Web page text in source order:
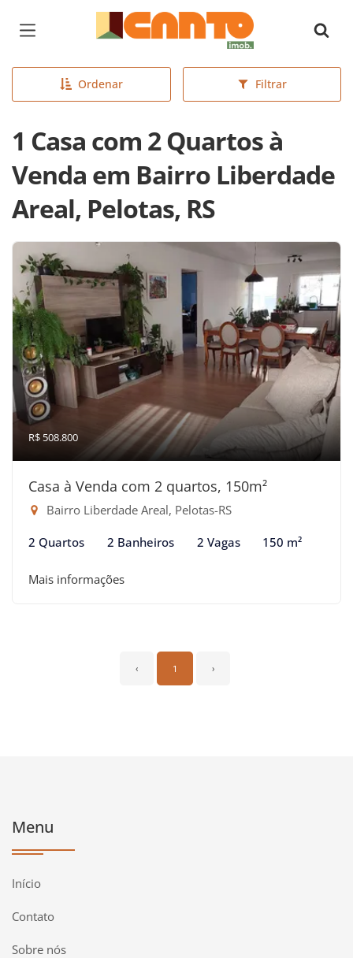
Página inicial
Ordenar Filtrar
1 Casa com 2 Quartos à
Venda em Bairro Liberdade
Areal, Pelotas, RS
R$ 508.800
Casa à Venda com 2 quartos, 150m²
Bairro Liberdade Areal, Pelotas-RS
2 Quartos 2 Banheiros 2 Vagas 150 m²
Mais informações
‹ 1 ›
Menu
Início
Contato
Sobre nós